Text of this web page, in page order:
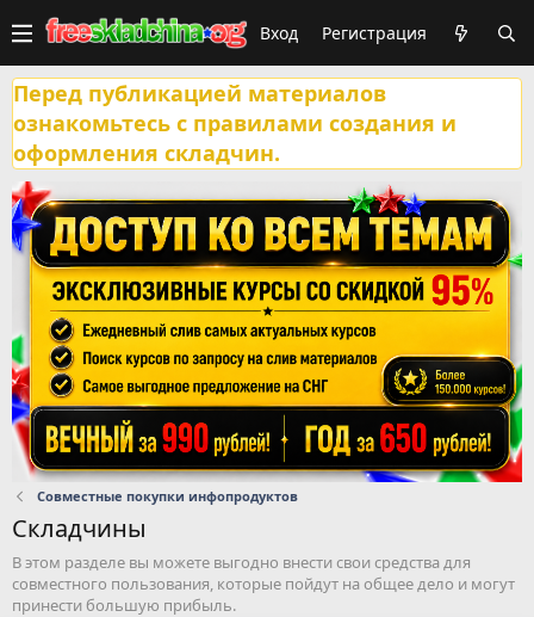
Вход Регистрация
Перед публикацией материалов
ознакомьтесь с правилами создания и
оформления складчин.
Совместные покупки инфопродуктов
Складчины
В этом разделе вы можете выгодно внести свои средства для
совместного пользования, которые пойдут на общее дело и могут
принести большую прибыль.